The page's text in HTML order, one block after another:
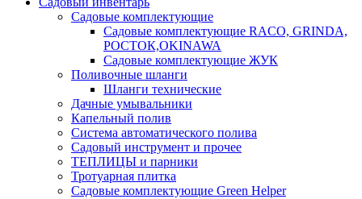
Садовые комплектующие
Садовые комплектующие RACO, GRINDA,
РОСТОК,OKINAWA
Садовые комплектующие ЖУК
Поливочные шланги
Шланги технические
Дачные умывальники
Капельный полив
Система автоматического полива
Садовый инструмент и прочее
ТЕПЛИЦЫ и парники
Тротуарная плитка
Садовые комплектующие Green Helper